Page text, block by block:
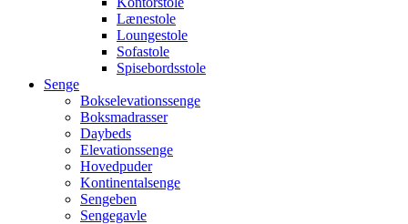
Lænestole
Loungestole
Sofastole
Spisebordsstole
Senge
Bokselevationssenge
Boksmadrasser
Daybeds
Elevationssenge
Hovedpuder
Kontinentalsenge
Sengeben
Sengegavle